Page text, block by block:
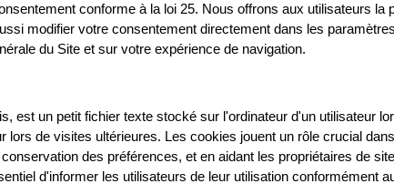
conforme à la loi 25. Nous offrons aux utilisateurs
modifier votre consentement directement dans les
du Site et sur votre expérience de navigation.
est un petit fichier texte stocké sur l'ordinateur d'un utilisateur
lors de visites ultérieures. Les cookies jouent un rôle crucial
des préférences, et en aidant les propriétaires de
d'informer les utilisateurs de leur utilisation conformément